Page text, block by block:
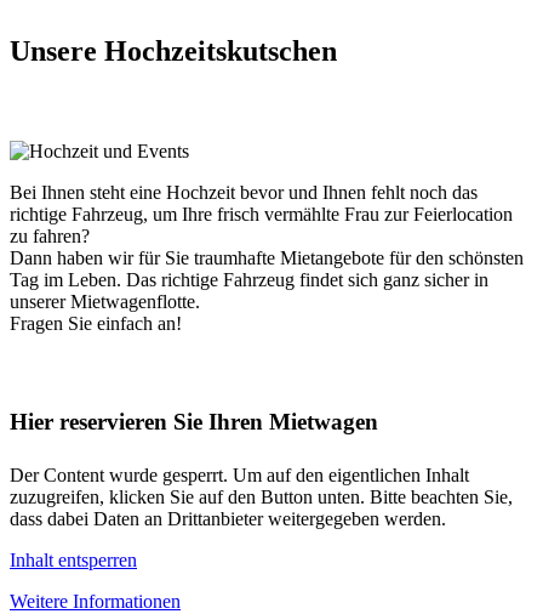
Unsere Hochzeitskutschen
Bei Ihnen steht eine Hochzeit bevor und Ihnen fehlt noch das
richtige Fahrzeug, um Ihre frisch vermählte Frau zur Feierlocation
zu fahren?
Dann haben wir für Sie traumhafte Mietangebote für den schönsten
Tag im Leben. Das richtige Fahrzeug findet sich ganz sicher in
unserer Mietwagenflotte.
Fragen Sie einfach an!
Hier reservieren Sie Ihren Mietwagen
Der Content wurde gesperrt. Um auf den eigentlichen Inhalt
zuzugreifen, klicken Sie auf den Button unten. Bitte beachten Sie,
dass dabei Daten an Drittanbieter weitergegeben werden.
Inhalt entsperren
Weitere Informationen